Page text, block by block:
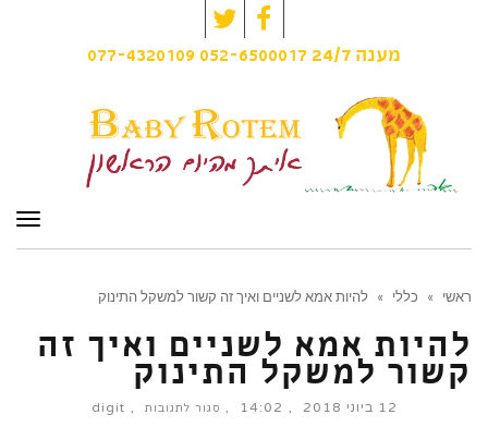
Facebook
Twitter
מענה 077-4320109 052-6500017 24/7
ראשי » כללי » להיות אמא לשניים ואיך זה קשור למשקל התינוק
להיות אמא לשניים ואיך זה
קשור למשקל התינוק
12 ביוני 2018 14:02 סגור לתגובות להיותdigit